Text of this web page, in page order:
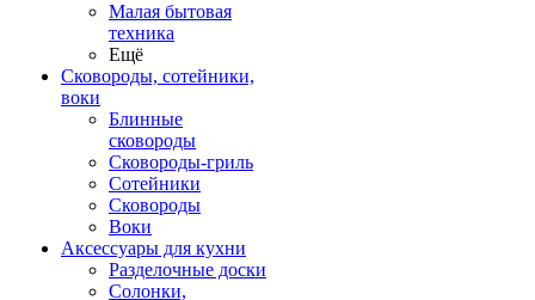
Малая бытовая
техника
Ещё
Сковороды, сотейники,
воки
Блинные
сковороды
Сковороды-гриль
Сотейники
Сковороды
Воки
Аксессуары для кухни
Разделочные доски
Солонки,